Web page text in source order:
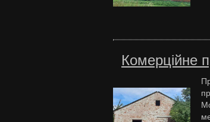
Комерційне